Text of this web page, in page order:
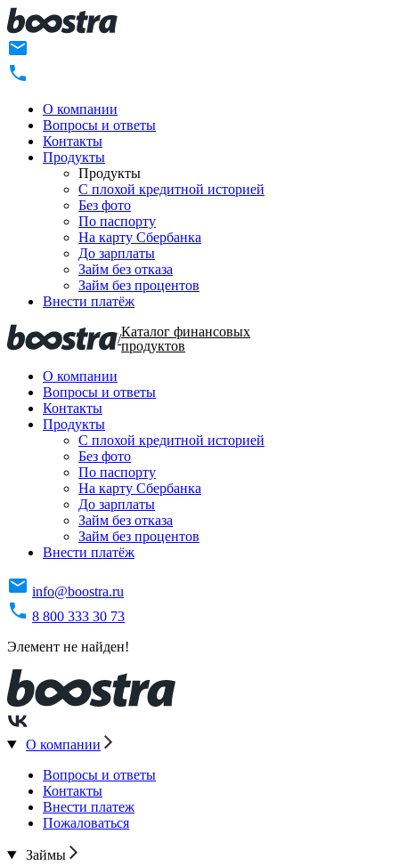
О компании
Вопросы и ответы
Контакты
Продукты
Продукты
C плохой кредитной историей
Без фото
По паспорту
На карту Сбербанка
До зарплаты
Займ без отказа
Займ без процентов
Внести платёж
/Каталог финансовых
продуктов
О компании
Вопросы и ответы
Контакты
Продукты
C плохой кредитной историей
Без фото
По паспорту
На карту Сбербанка
До зарплаты
Займ без отказа
Займ без процентов
Внести платёж
info@boostra.ru
8 800 333 30 73
Элемент не найден!
О компании
Вопросы и ответы
Контакты
Внести платеж
Пожаловаться
Займы